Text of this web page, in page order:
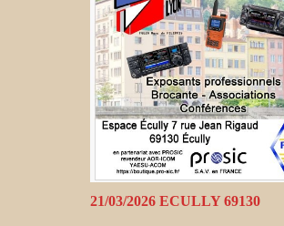
21/03/2026 ECULLY 69130